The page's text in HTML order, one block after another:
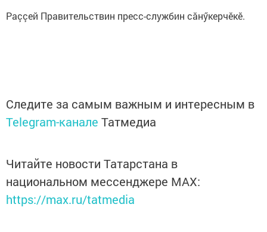
Раççей Правительствин пресс-службин сăнӳкерчӗкӗ.
Следите за самым важным и интересным в
Telegram-канале Татмедиа
Читайте новости Татарстана в
национальном мессенджере MАХ:
https://max.ru/tatmedia